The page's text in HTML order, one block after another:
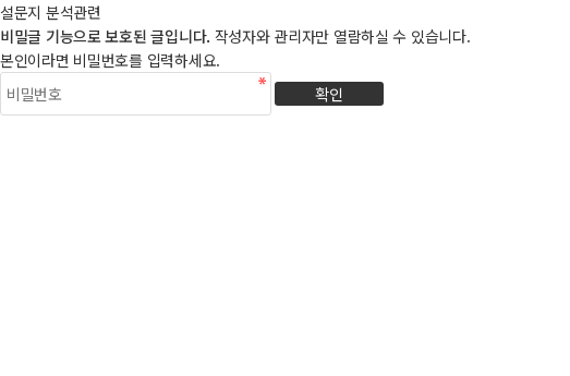
설문지 분석관련
비밀글 기능으로 보호된 글입니다. 작성자와 관리자만 열람하실 수 있습니다.
본인이라면 비밀번호를 입력하세요.